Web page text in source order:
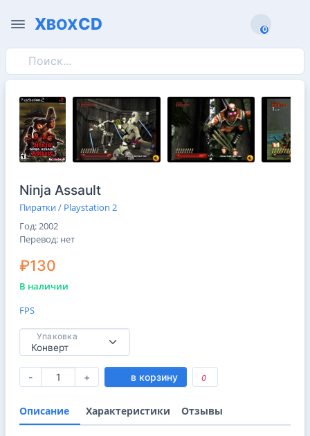
XBOXCD 0
0
Ninja Assault
Пиратки / Playstation 2
Год: 2002
Перевод: нет
₽130
В наличии
FPS
Упаковка
- + в корзину 0
Описание Характеристики Отзывы